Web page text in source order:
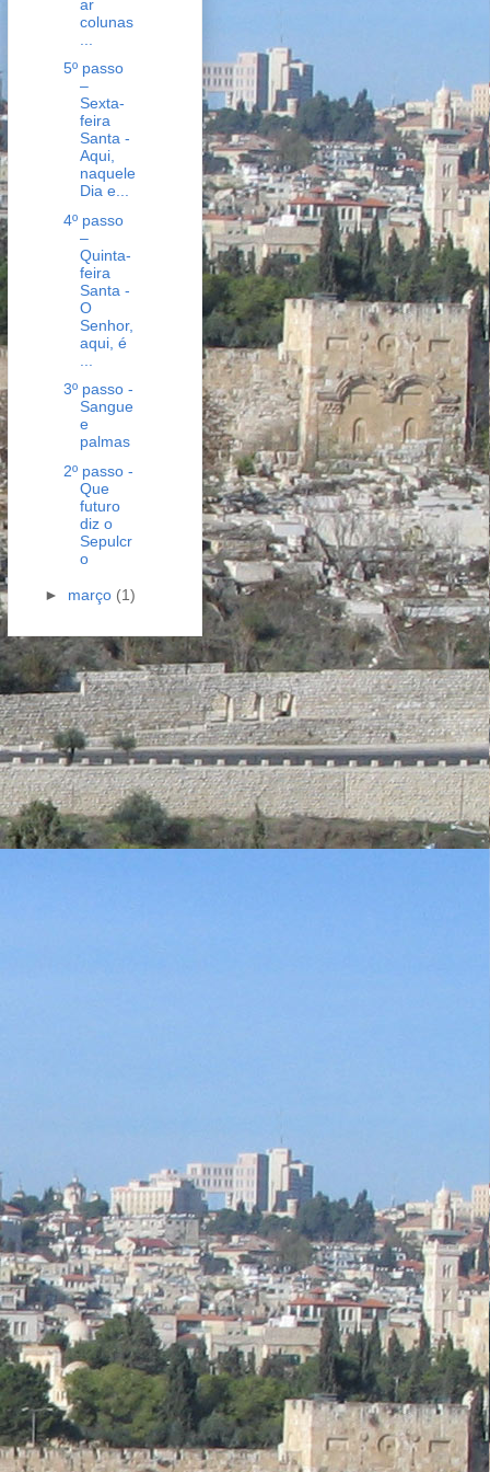
ar
colunas
5º passo
–
Sexta-
feira
Santa -
Aqui,
naquele
Dia e...
4º passo
–
Quinta-
feira
Santa -
O
Senhor,
aqui, é
3º passo -
Sangue
e
palmas
2º passo -
Que
futuro
diz o
Sepulcr
o
► março (1)